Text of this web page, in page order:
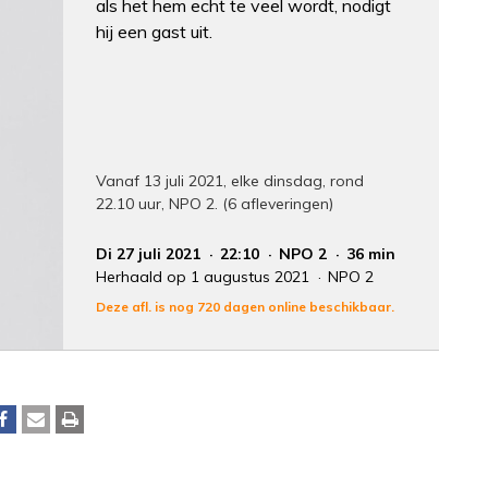
als het hem echt te veel wordt, nodigt
hij een gast uit.
Vanaf 13 juli 2021, elke dinsdag, rond
22.10 uur, NPO 2. (6 afleveringen)
Di 27 juli 2021 22:10 NPO 2
36 min
Herhaald op 1 augustus 2021
NPO 2
Deze afl. is nog 720 dagen online beschikbaar.